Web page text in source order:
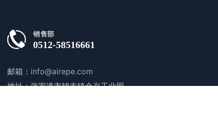
销售部
0512-58516661
邮箱： info@airepe.com
地址：张家港市锦丰镇合兴工业园